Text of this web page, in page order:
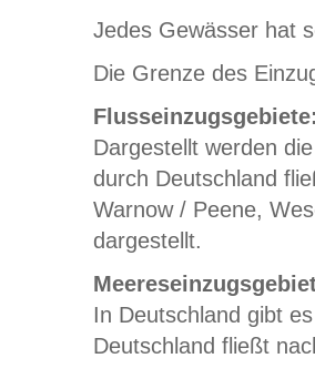
Jedes Gewässer hat
Die Grenze des
Dargestellt werden
durch Deutschland
Warnow / Peene,
dargestellt.
In Deutschland gibt
Deutschland fließt